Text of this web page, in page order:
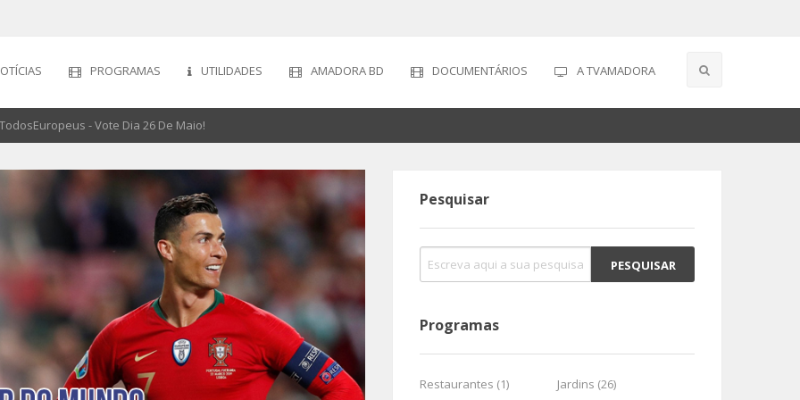
PROGRAMAS UTILIDADES AMADORA BD DOCUMENTÁRIOS A TVAMADORA
- Vote Dia 26 De Maio!
Pesquisar
Programas
Restaurantes (1)
Jardins (26)